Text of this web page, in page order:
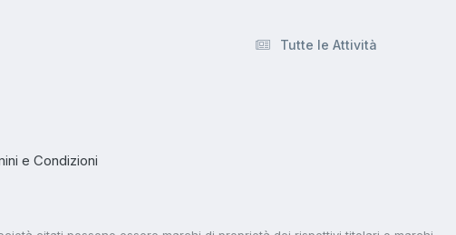
Tutte le Attività
e Condizioni